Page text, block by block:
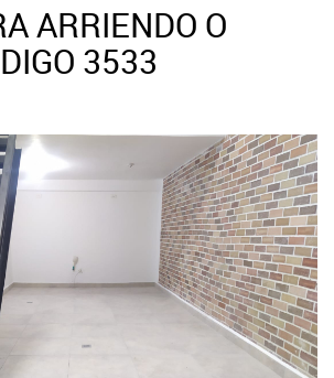
ARRIENDO O
3533